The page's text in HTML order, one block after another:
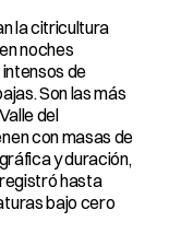
la citricultura
noches
de
Son las más
del
con masas de
y duración,
hasta
bajo cero